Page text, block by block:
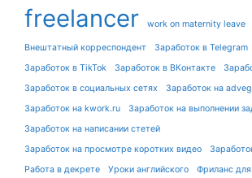
freelancer
work on maternity leave
Внештатный корреспондент
Заработок в Telegram
Заработок в TikTok
Заработок в ВКонтакте
Заработок в социальных сетях
Заработок на
Заработок на kwork.ru
Заработок на выполнении
Заработок на написании стетей
Заработок на просмотре коротких видео
Работа в декрете
Уроки английского
Фриланс